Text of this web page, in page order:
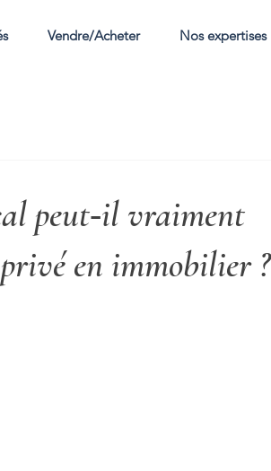
Vendre/Acheter Nos expertises
peut‑il vraiment
en immobilier ?